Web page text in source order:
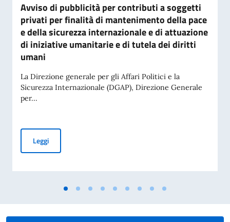
Avviso di pubblicità per contributi a soggetti
privati per finalità di mantenimento della pace
e della sicurezza internazionale e di attuazione
di iniziative umanitarie e di tutela dei diritti
umani
La Direzione generale per gli Affari Politici e la
Sicurezza Internazionale (DGAP), Direzione Generale
per...
LeggiAvviso di pubblicità per contributi a soggetti privati per